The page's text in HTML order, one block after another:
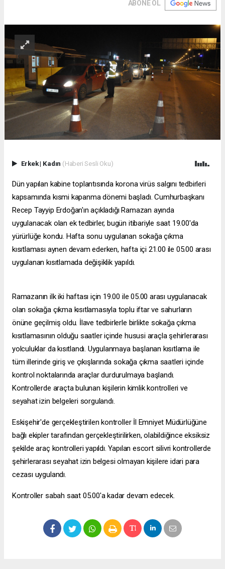
ABONE OL
Erkek| Kadın (Haberi Sesli Oku)
Dün yapılan kabine toplantısında korona virüs salgını tedbirleri
kapsamında kısmi kapanma dönemi başladı. Cumhurbaşkanı
Recep Tayyip Erdoğan'ın açıkladığı Ramazan ayında
uygulanacak olan ek tedbirler, bugün itibariyle saat 19.00'da
yürürlüğe kondu. Hafta sonu uygulanan sokağa çıkma
kısıtlaması aynen devam ederken, hafta içi 21.00 ile 05.00 arası
uygulanan kısıtlamada değişiklik yapıldı.
Ramazanın ilk iki haftası için 19.00 ile 05.00 arası uygulanacak
olan sokağa çıkma kısıtlamasıyla toplu iftar ve sahurların
önüne geçilmiş oldu. İlave tedbirlerle birlikte sokağa çıkma
kısıtlamasının olduğu saatler içinde hususi araçla şehirlerarası
yolculuklar da kısıtlandı. Uygulanmaya başlanan kısıtlama ile
tüm illerinde giriş ve çıkışlarında sokağa çıkma saatleri içinde
kontrol noktalarında araçlar durdurulmaya başlandı.
Kontrollerde araçta bulunan kişilerin kimlik kontrolleri ve
seyahat izin belgeleri sorgulandı.
Eskişehir'de gerçekleştirilen kontroller İl Emniyet Müdürlüğüne
bağlı ekipler tarafından gerçekleştirilirken, olabildiğince eksiksiz
şekilde araç kontrolleri yapıldı. Yapılan escort silivri kontrollerde
şehirlerarası seyahat izin belgesi olmayan kişilere idari para
cezası uygulandı.
Kontroller sabah saat 05.00'a kadar devam edecek.